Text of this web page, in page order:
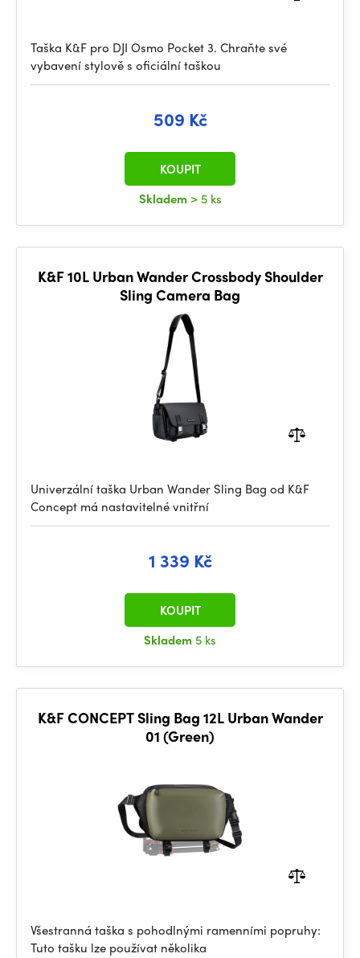
Taška K&F pro DJI Osmo Pocket 3. Chraňte své
vybavení stylově s oficiální taškou
509 Kč
Skladem > 5 ks
KOUPIT
K&F 10L Urban Wander Crossbody Shoulder
Sling Camera Bag
Univerzální taška Urban Wander Sling Bag od K&F
Concept má nastavitelné vnitřní
1 339 Kč
Skladem 5 ks
KOUPIT
K&F CONCEPT Sling Bag 12L Urban Wander
01 (Green)
Všestranná taška s pohodlnými ramenními popruhy:
Tuto tašku lze používat několika